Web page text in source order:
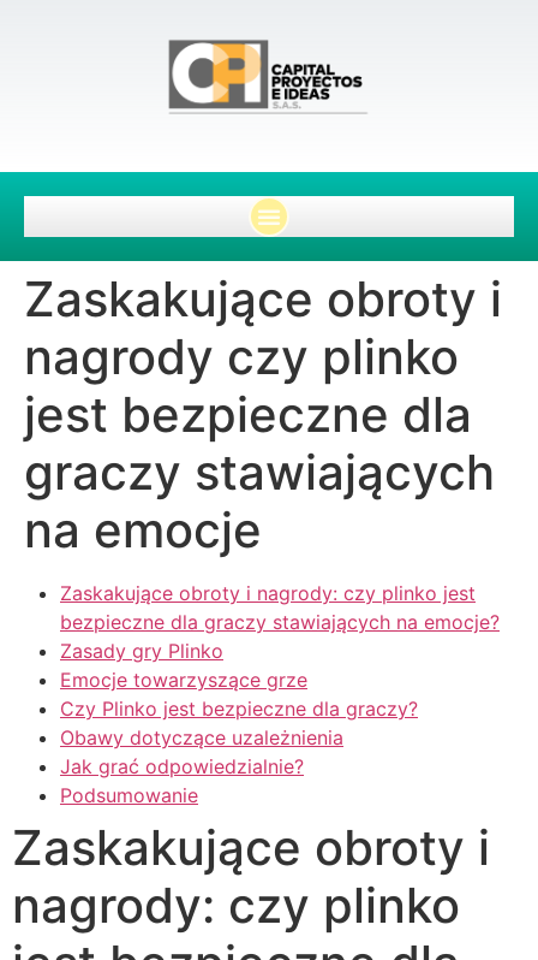
Zaskakujące obroty i
nagrody czy plinko
jest bezpieczne dla
graczy stawiających
na emocje
Zaskakujące obroty i nagrody: czy plinko jest
bezpieczne dla graczy stawiających na emocje?
Zasady gry Plinko
Emocje towarzyszące grze
Czy Plinko jest bezpieczne dla graczy?
Obawy dotyczące uzależnienia
Jak grać odpowiedzialnie?
Podsumowanie
Zaskakujące obroty i
nagrody: czy plinko